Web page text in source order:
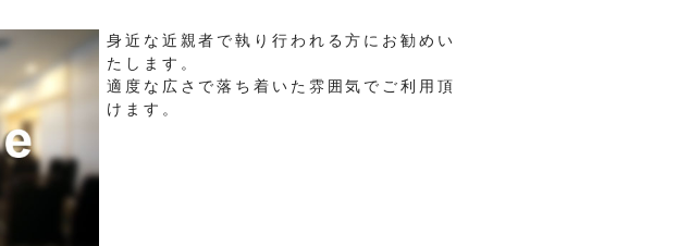
身近な近親者で執り行われる方にお勧めい
たします。
適度な広さで落ち着いた雰囲気でご利用頂
けます。